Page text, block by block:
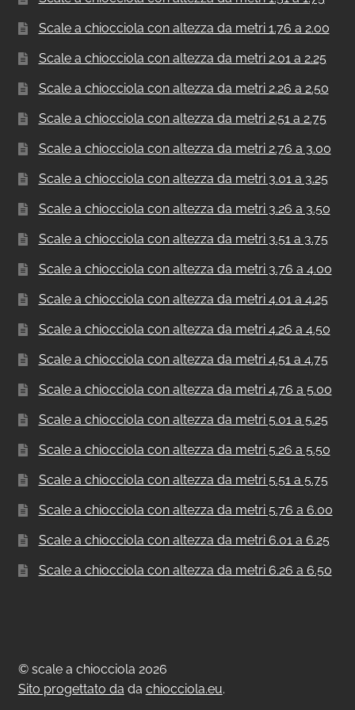
Scale a chiocciola con altezza da metri 1.76 a 2.00
Scale a chiocciola con altezza da metri 2.01 a 2.25
Scale a chiocciola con altezza da metri 2.26 a 2.50
Scale a chiocciola con altezza da metri 2.51 a 2.75
Scale a chiocciola con altezza da metri 2.76 a 3.00
Scale a chiocciola con altezza da metri 3.01 a 3.25
Scale a chiocciola con altezza da metri 3.26 a 3.50
Scale a chiocciola con altezza da metri 3.51 a 3.75
Scale a chiocciola con altezza da metri 3.76 a 4.00
Scale a chiocciola con altezza da metri 4.01 a 4.25
Scale a chiocciola con altezza da metri 4.26 a 4.50
Scale a chiocciola con altezza da metri 4.51 a 4.75
Scale a chiocciola con altezza da metri 4.76 a 5.00
Scale a chiocciola con altezza da metri 5.01 a 5.25
Scale a chiocciola con altezza da metri 5.26 a 5.50
Scale a chiocciola con altezza da metri 5.51 a 5.75
Scale a chiocciola con altezza da metri 5.76 a 6.00
Scale a chiocciola con altezza da metri 6.01 a 6.25
Scale a chiocciola con altezza da metri 6.26 a 6.50
© scale a chiocciola 2026
Sito progettato da da chiocciola.eu.